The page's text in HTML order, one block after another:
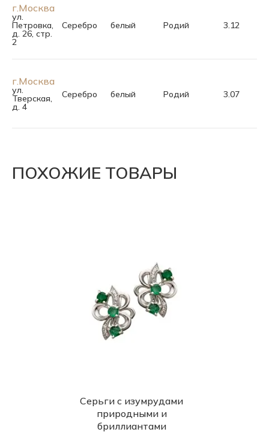
г.Москва
ул.
Петровка,
д. 26, стр.
2
Серебро белый Родий 3.12
г.Москва
ул.
Тверская,
д. 4
Серебро белый Родий 3.07
ПОХОЖИЕ ТОВАРЫ
Серьги с изумрудами
природными и
бриллиантами